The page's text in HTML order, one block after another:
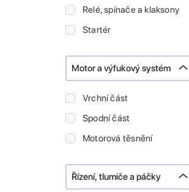
Relé, spínače a klaksony
Startér
Motor a výfukový systém
Vrchní část
Spodní část
Motorová těsnění
Řízení, tlumiče a páčky